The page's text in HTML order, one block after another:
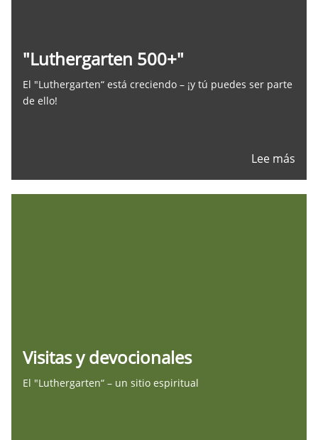
"Luthergarten 500+"
El "Luthergarten“ está creciendo – ¡y tú puedes ser parte
de ello!
Lee más
Visitas y devocionales
El "Luthergarten“ – un sitio espiritual